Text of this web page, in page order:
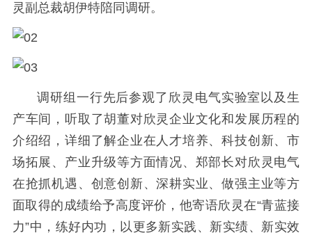
灵副总裁胡伊特陪同调研。
调研组一行先后参观了欣灵电气实验室以及生
产车间，听取了胡董对欣灵企业文化和发展历程的
介绍绍，详细了解企业在人才培养、科技创新、市
场拓展、产业升级等方面情况、郑部长对欣灵电气
在抢抓机遇、创意创新、深耕实业、做强主业等方
面取得的成绩给予高度评价，他寄语欣灵在“青蓝接
力”中，练好内功，以更多新实践、新实绩、新实效